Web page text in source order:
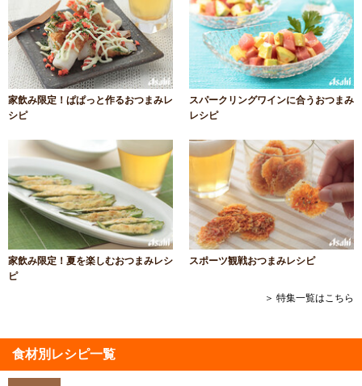
家飲み限定！ぱぱっと作るおつまみレ
シピ
スパークリングワインに合うおつまみ
レシピ
家飲み限定！夏を楽しむおつまみレシ
ピ
スポーツ観戦おつまみレシピ
＞ 特集一覧はこちら
食材別レシピ一覧